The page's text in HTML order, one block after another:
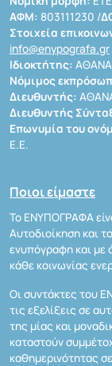
ΑΦΜ: 803111230 /
Στοιχεία
info@enypografa.gr
Ιδιοκτήτης:
Νόμιμος
Διευθυντής:
Διευθυντής
Επωνυμία του
Ε.Ε.
Ποιοι είμαστε
Το ΕΝΥΠΟΓΡΑΦΑ
Αυτοδιοίκηση και
ενυπόγραφη και με
κάθε κοινωνίας
Οι συντάκτες του
τις εξελίξεις σε
της μίας και
καταστούν
καθημερινότητας